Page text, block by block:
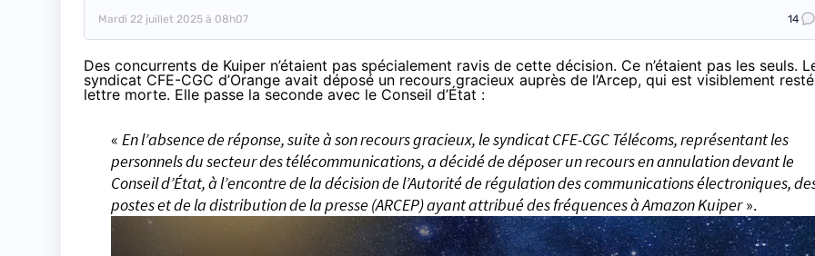
Mardi 22 juillet 2025 à 08h07 14
Des concurrents de Kuiper n’étaient pas spécialement ravis de cette décision. Ce n’étaient pas les seuls.
syndicat CFE-CGC d’Orange avait déposé un recours gracieux auprès de l’Arcep, qui est visiblement resté
lettre morte. Elle passe la seconde avec le Conseil d’État :
« En l’absence de réponse, suite à son recours gracieux, le syndicat CFE-CGC Télécoms, représentant les
personnels du secteur des télécommunications, a décidé de déposer un recours en annulation devant le
Conseil d’État, à l’encontre de la décision de l’Autorité de régulation des communications électroniques,
postes et de la distribution de la presse (ARCEP) ayant attribué des fréquences à Amazon Kuiper».